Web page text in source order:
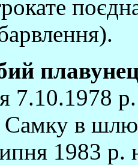
7.10.1978
Самку в
1983